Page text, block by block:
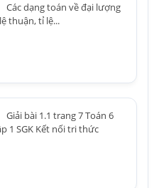
Các dạng toán về đại lượng
thuận, tỉ lệ...
Giải bài 1.1 trang 7 Toán 6
1 SGK Kết nối tri thức